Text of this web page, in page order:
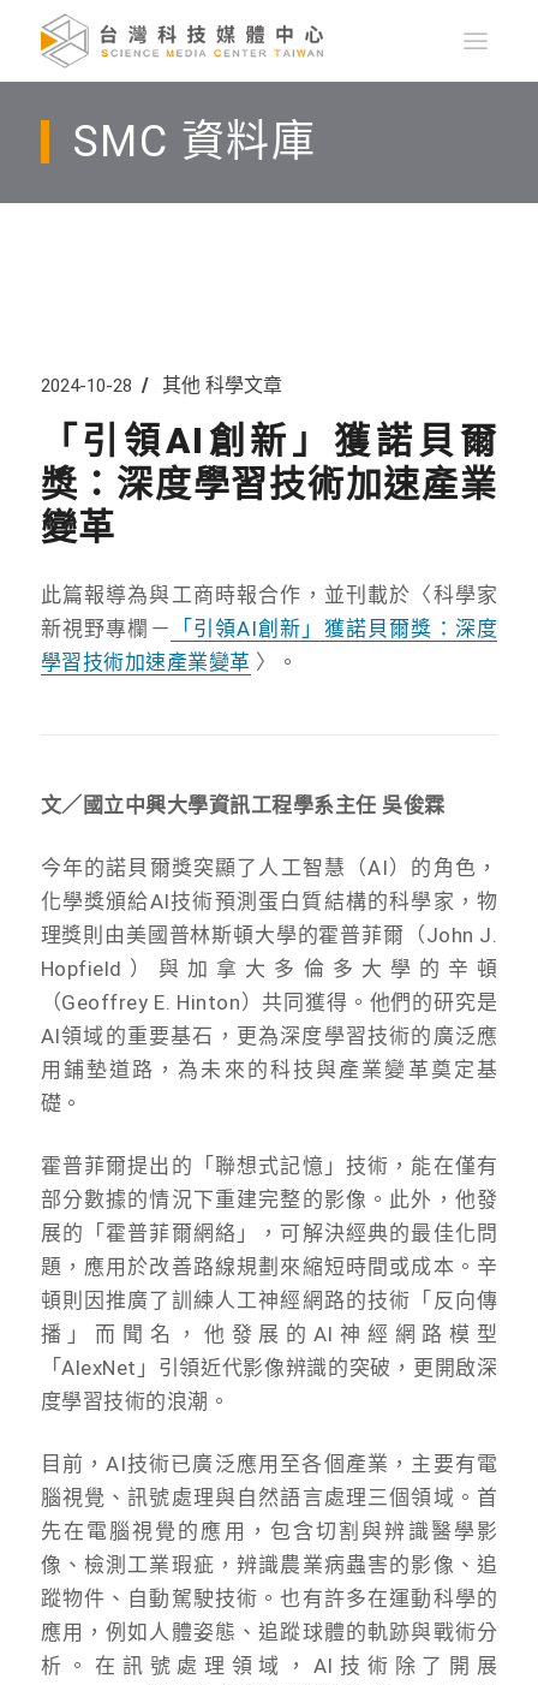
SMC 資料庫
2024-10-28 其他 科學文章
「引領AI創新」獲諾貝爾
獎：深度學習技術加速產業
變革
此篇報導為與工商時報合作，並刊載於〈科學家
新視野專欄－
「引領AI創新」獲諾貝爾獎：深度
學習技術加速產業變革 〉。
文／國立中興大學資訊工程學系主任 吳俊霖
今年的諾貝爾獎突顯了人工智慧（AI）的角色，
化學獎頒給AI技術預測蛋白質結構的科學家，物
理獎則由美國普林斯頓大學的霍普菲爾（John J.
Hopfield）與加拿大多倫多大學的辛頓
（Geoffrey E. Hinton）共同獲得。他們的研究是
AI領域的重要基石，更為深度學習技術的廣泛應
用鋪墊道路，為未來的科技與產業變革奠定基
礎。
霍普菲爾提出的「聯想式記憶」技術，能在僅有
部分數據的情況下重建完整的影像。此外，他發
展的「霍普菲爾網絡」，可解決經典的最佳化問
題，應用於改善路線規劃來縮短時間或成本。辛
頓則因推廣了訓練人工神經網路的技術「反向傳
播」而聞名，他發展的AI神經網路模型
「AlexNet」引領近代影像辨識的突破，更開啟深
度學習技術的浪潮。
目前，AI技術已廣泛應用至各個產業，主要有電
腦視覺、訊號處理與自然語言處理三個領域。首
先在電腦視覺的應用，包含切割與辨識醫學影
像、檢測工業瑕疵，辨識農業病蟲害的影像、追
蹤物件、自動駕駛技術。也有許多在運動科學的
應用，例如人體姿態、追蹤球體的軌跡與戰術分
析。在訊號處理領域，AI技術除了開展